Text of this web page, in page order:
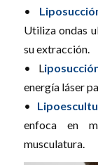
•
Utiliza ondas
su extracción.
• L
energía láser
•
enfoca en
musculatura.